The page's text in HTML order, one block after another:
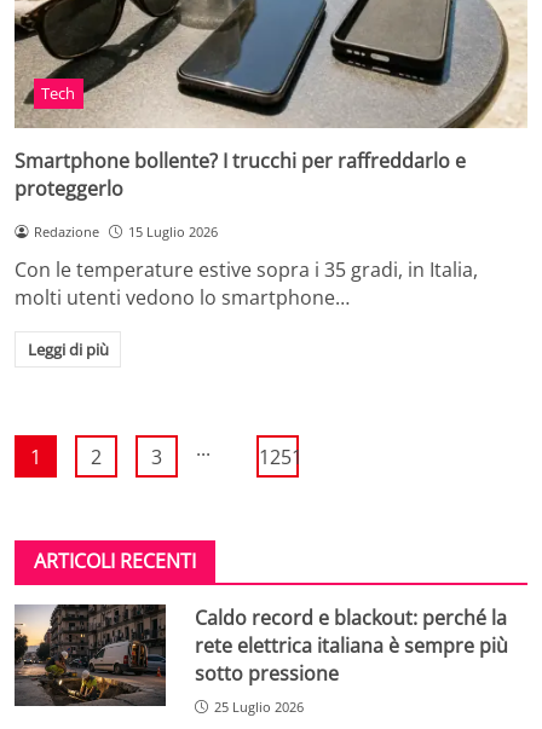
Tech
Smartphone bollente? I trucchi per raffreddarlo e
proteggerlo
Redazione 15 Luglio 2026
Con le temperature estive sopra i 35 gradi, in Italia,
molti utenti vedono lo smartphone…
Leggi di più
1 2 3 ... 1251
ARTICOLI RECENTI
Caldo record e blackout: perché la
rete elettrica italiana è sempre più
sotto pressione
25 Luglio 2026